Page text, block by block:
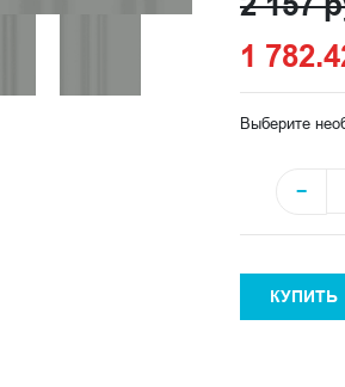
1
Выберите
−
КУПИТЬ